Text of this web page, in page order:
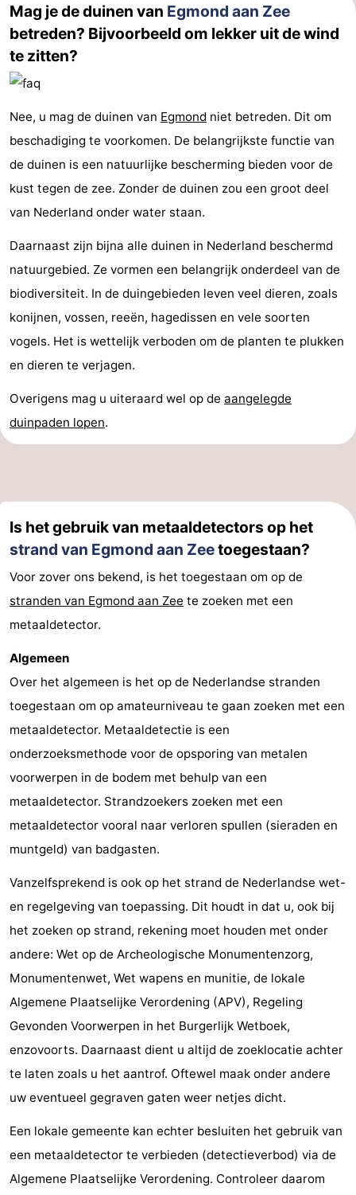
Mag je de duinen van Egmond aan Zee
betreden? Bijvoorbeeld om lekker uit de wind
te zitten?
Nee, u mag de duinen van Egmond niet betreden. Dit om
beschadiging te voorkomen. De belangrijkste functie van
de duinen is een natuurlijke bescherming bieden voor de
kust tegen de zee. Zonder de duinen zou een groot deel
van Nederland onder water staan.
Daarnaast zijn bijna alle duinen in Nederland beschermd
natuurgebied. Ze vormen een belangrijk onderdeel van de
biodiversiteit. In de duingebieden leven veel dieren, zoals
konijnen, vossen, reeën, hagedissen en vele soorten
vogels. Het is wettelijk verboden om de planten te plukken
en dieren te verjagen.
Overigens mag u uiteraard wel op de aangelegde
duinpaden lopen.
Is het gebruik van metaaldetectors op het
strand van Egmond aan Zeetoegestaan?
Voor zover ons bekend, is het toegestaan om op de
stranden van Egmond aan Zee te zoeken met een
metaaldetector.
Algemeen
Over het algemeen is het op de Nederlandse stranden
toegestaan om op amateurniveau te gaan zoeken met een
metaaldetector. Metaaldetectie is een
onderzoeksmethode voor de opsporing van metalen
voorwerpen in de bodem met behulp van een
metaaldetector. Strandzoekers zoeken met een
metaaldetector vooral naar verloren spullen (sieraden en
muntgeld) van badgasten.
Vanzelfsprekend is ook op het strand de Nederlandse wet-
en regelgeving van toepassing. Dit houdt in dat u, ook bij
het zoeken op strand, rekening moet houden met onder
andere: Wet op de Archeologische Monumentenzorg,
Monumentenwet, Wet wapens en munitie, de lokale
Algemene Plaatselijke Verordening (APV), Regeling
Gevonden Voorwerpen in het Burgerlijk Wetboek,
enzovoorts. Daarnaast dient u altijd de zoeklocatie achter
te laten zoals u het aantrof. Oftewel maak onder andere
uw eventueel gegraven gaten weer netjes dicht.
Een lokale gemeente kan echter besluiten het gebruik van
een metaaldetector te verbieden (detectieverbod) via de
Algemene Plaatselijke Verordening. Controleer daarom